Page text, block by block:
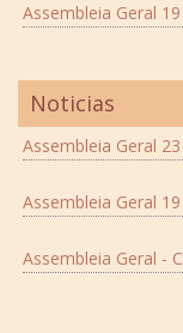
Assembleia Geral
Noticias
Assembleia Geral
Assembleia Geral
Assembleia Geral -